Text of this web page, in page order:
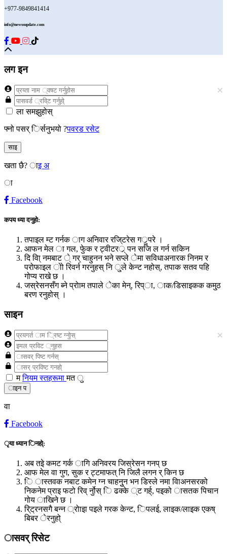
+977-9849841414
info@newssupdate.com
लग इन
×
ला समझुहोस्
फ्नो पसर् िर्सनुभयो ?पवरड रसेट
साइ
खता छै?ाइ अ
ा
Facebook
कपय ध्या दनुहो:
तपाइल म्ट गर्नक ाग अनिवार रजि्टरेस गर्ुपरे ।
आफन मेल ा गल, फेुक र ट्वीटरर्् पन सजि ल गर्न सकिन
दि वा्ि नमबाट े् गर् चाहुनन भने सप्ले ेमा सविधाअनारक निनम र
परोफाइल ोो रिवर्न गरनुहस् नि ु्ले केन्ट नहोस्, तपाक सतव पहि
गोप्य राखे छ ।
जस्रेसनसँग ब्ने प्रोाम तपाले ेका मेन्, रिप्ा, ाक/डिसाइकक कमु्ठ
बरण रनुहोस् ।
साइन
×
मनियम स्तहरूमामत ु
ाइन प
वा
Facebook
ृया ध्यान िनहो्:
अब तइे कमट गर्क ागि अनिवरय जिस्रेसन गनप् छ
आफ मेल वा गुग, सुक र ट्टमाफत् नि जिलै लगन र् किन छ
ि ास्तवक नबाट कमेन ग्न चाहनुुन भन डिस्ले नमा विाअनसरको
निकनेम प्राइ फटो रिव् र्नुोस् ि ढक्के ्ट गर्ह्, पइको ासतक पिचान
गोय ाखिने छ ।
रि्ट्रनसगै बन्न ्रोाइा पइले गरक केन्ट, िपलई, लाइक/लाइक एकष्
बिबर ेरनुहो्
ासवर् रिसेट